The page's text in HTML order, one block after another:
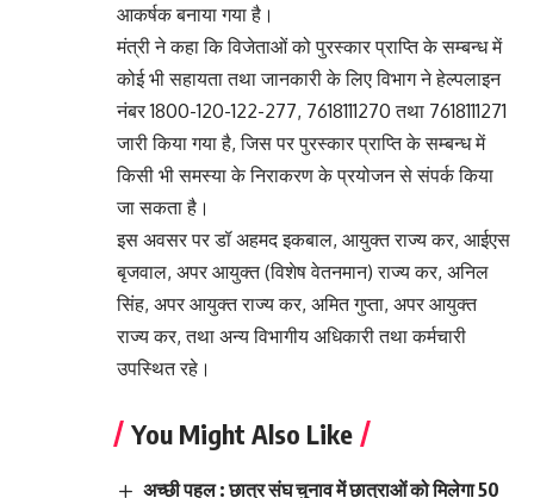
आकर्षक बनाया गया है।
मंत्री ने कहा कि विजेताओं को पुरस्कार प्राप्ति के सम्बन्ध में
कोई भी सहायता तथा जानकारी के लिए विभाग ने हेल्पलाइन
नंबर 1800-120-122-277, 7618111270 तथा 7618111271
जारी किया गया है, जिस पर पुरस्कार प्राप्ति के सम्बन्ध में
किसी भी समस्या के निराकरण के प्रयोजन से संपर्क किया
जा सकता है।
इस अवसर पर डॉ अहमद इकबाल, आयुक्त राज्य कर, आईएस
बृजवाल, अपर आयुक्त (विशेष वेतनमान) राज्य कर, अनिल
सिंह, अपर आयुक्त राज्य कर, अमित गुप्ता, अपर आयुक्त
राज्य कर, तथा अन्य विभागीय अधिकारी तथा कर्मचारी
उपस्थित रहे।
You Might Also Like
अच्छी पहल : छात्र संघ चुनाव में छात्राओं को मिलेगा 50